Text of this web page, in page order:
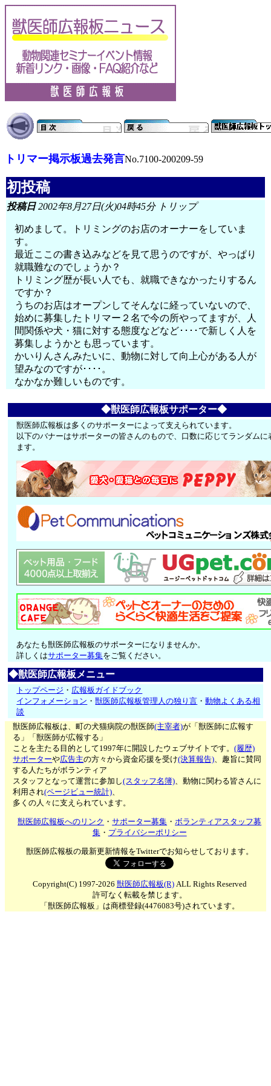
トリマー掲示板過去発言No.7100-200209-59
初投稿
投稿日2002年8月27日(火)04時45分 トリップ
初めまして。トリミングのお店のオーナーをしていま
す。
最近ここの書き込みなどを見て思うのですが、やっぱり
就職難なのでしょうか？
トリミング歴が長い人でも、就職できなかったりするん
ですか？
うちのお店はオープンしてそんなに経っていないので、
始めに募集したトリマー２名で今の所やってますが、人
間関係や犬・猫に対する態度などなど････で新しく人を
募集しようかとも思っています。
かいりんさんみたいに、動物に対して向上心がある人が
望みなのですが････。
なかなか難しいものです。
◆獣医師広報板サポーター◆
獣医師広報板は多くのサポーターによって支えられています。
以下のバナーはサポーターの皆さんのもので、口数に応じてランダムに
ます。
あなたも獣医師広報板のサポーターになりませんか。
詳しくはサポーター募集をご覧ください。
◆獣医師広報板メニュー
トップページ ・ 広報板ガイドブック
インフォメーション ・獣医師広報板管理人の独り言 ・動物よくある相
談
獣医師広報板は、町の犬猫病院の獣医師(主宰者)が「獣医師に広報す
る」「獣医師が広報する」
ことを主たる目的として1997年に開設したウェブサイトです。(履歴)
サポーターや広告主の方々から資金応援を受け(決算報告)、趣旨に賛同
する人たちがボランティア
スタッフとなって運営に参加し(スタッフ名簿)、動物に関わる皆さんに
利用され(ページビュー統計)、
多くの人々に支えられています。
獣医師広報板へのリンク ・サポーター募集 ・ボランティアスタッフ募
集・ プライバシーポリシー
獣医師広報板の最新更新情報をTwitterでお知らせしております。
Copyright(C) 1997-2026 獣医師広報板(R)ALL Rights Reserved
許可なく転載を禁じます。
「獣医師広報板」は商標登録(4476083号)されています。